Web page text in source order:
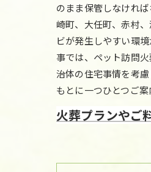
のまま保管しなけれ
崎町、大任町、赤村
ビが発生しやすい環
事では、ペット訪問
治体の住宅事情を考
もとに一つひとつご
火葬プランやご